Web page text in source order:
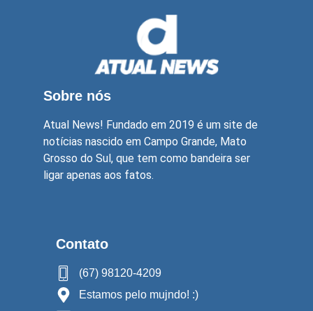
Sobre nós
Atual News! Fundado em 2019 é um site de
notícias nascido em Campo Grande, Mato
Grosso do Sul, que tem como bandeira ser
ligar apenas aos fatos.
Contato
(67) 98120-4209
Estamos pelo mujndo! :)